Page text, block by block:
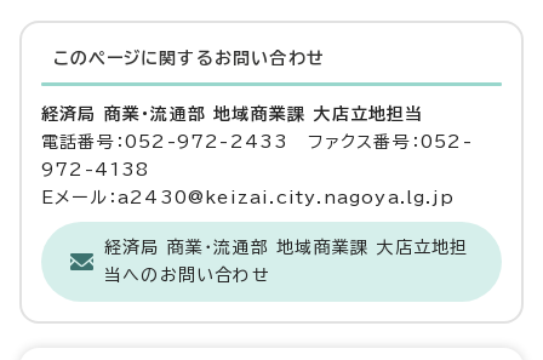
このページに関する お問い合わせ
経済局 商業・流通部 地域商業課 大店立地担当
電話番号：052-972-2433 ファクス番号：052-
972-4138
Eメール：a2430@keizai.city.nagoya.lg.jp
経済局 商業・流通部 地域商業課 大店立地担
当へのお問い合わせ